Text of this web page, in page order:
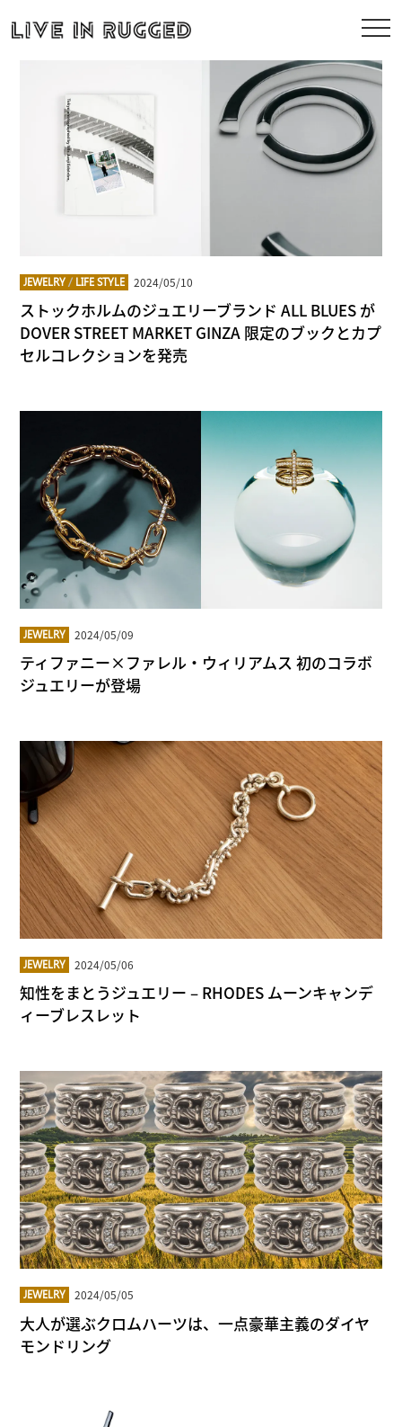
JEWELRY / LIFE STYLE 2024/05/10
ストックホルムのジュエリーブランド ALL BLUES が
DOVER STREET MARKET GINZA 限定のブックとカプ
セルコレクションを発売
JEWELRY 2024/05/09
ティファニー×ファレル・ウィリアムス 初のコラボ
ジュエリーが登場
JEWELRY 2024/05/06
知性をまとうジュエリー – RHODES ムーンキャンデ
ィーブレスレット
JEWELRY 2024/05/05
大人が選ぶクロムハーツは、一点豪華主義のダイヤ
モンドリング